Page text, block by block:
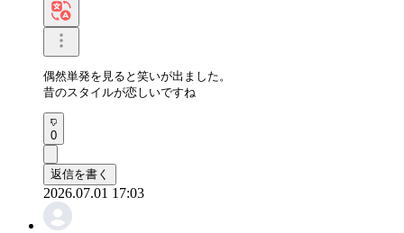
偶然単発を見ると笑いが出ました。
昔のスタイルが恋しいですね
0
返信を書く
2026.07.01 17:03